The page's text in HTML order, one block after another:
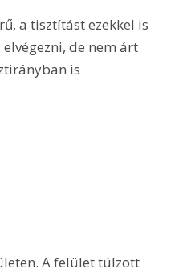
a tisztítást ezekkel is
de nem árt
is
A felület túlzott